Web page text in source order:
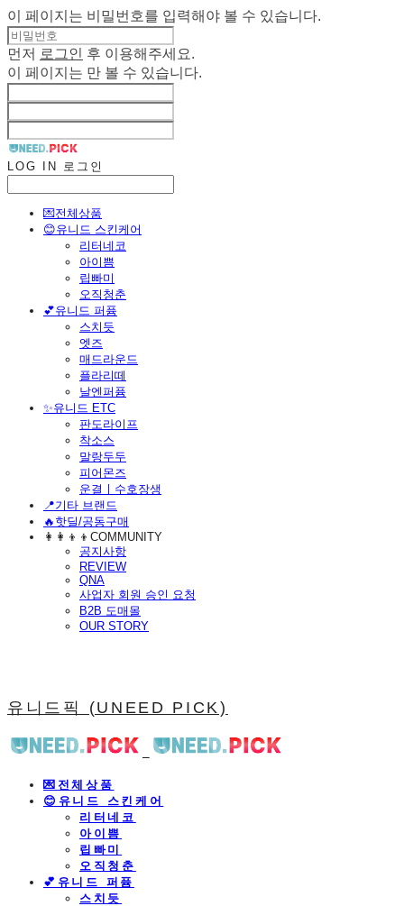
이 페이지는 비밀번호를 입력해야 볼 수 있습니다.
먼저 로그인
후 이용해주세요.
이 페이지는 만 볼 수 있습니다.
LOG IN 로그인
💌전체상품
😊유니드 스킨케어
리터네코
아이쁨
립빠미
오직청춘
💕유니드 퍼퓸
스치듯
엣즈
매드라운드
플라리떼
날엔퍼퓸
​✨유니드 ETC
판도라이프
착소스
말랑두두
피어몬즈
운결ㅣ수호장생
📍기타 브랜드
🔥핫딜/공동구매
👩‍👩‍👦‍👦COMMUNITY
공지사항
REVIEW
QNA
사업자 회원 승인 요청
B2B 도매몰
OUR STORY
유니드픽 (UNEED PICK)
💌전체상품
😊유니드 스킨케어
리터네코
아이쁨
립빠미
오직청춘
💕유니드 퍼퓸
스치듯